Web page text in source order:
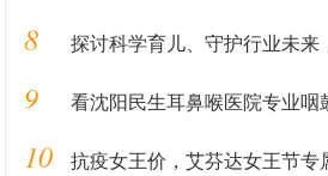
8 探讨科学育儿、守护行业未来，伊利金
9 看沈阳民生耳鼻喉医院专业咽
10 抗疫女王价，艾芬达女王节专